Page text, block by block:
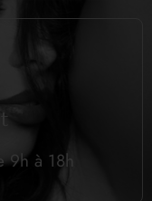
9h à 18h